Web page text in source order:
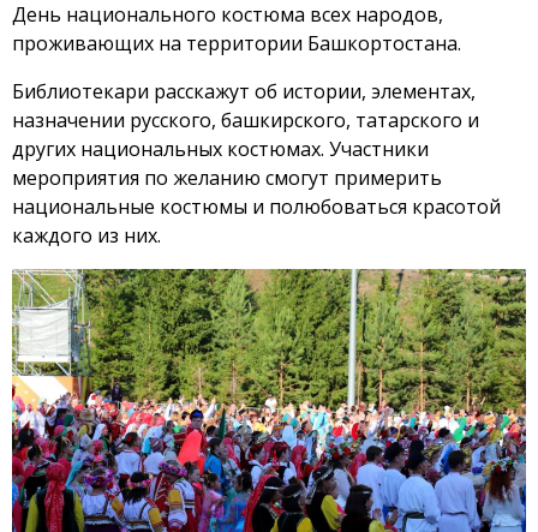
День национального костюма всех народов,
проживающих на территории Башкортостана.
Библиотекари расскажут об истории, элементах,
назначении русского, башкирского, татарского и
других национальных костюмах. Участники
мероприятия по желанию смогут примерить
национальные костюмы и полюбоваться красотой
каждого из них.